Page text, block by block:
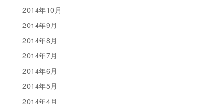
2014年10月
2014年9月
2014年8月
2014年7月
2014年6月
2014年5月
2014年4月